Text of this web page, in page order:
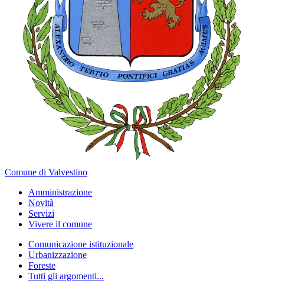
Comune di Valvestino
Amministrazione
Novità
Servizi
Vivere il comune
Comunicazione istituzionale
Urbanizzazione
Foreste
Tutti gli argomenti...